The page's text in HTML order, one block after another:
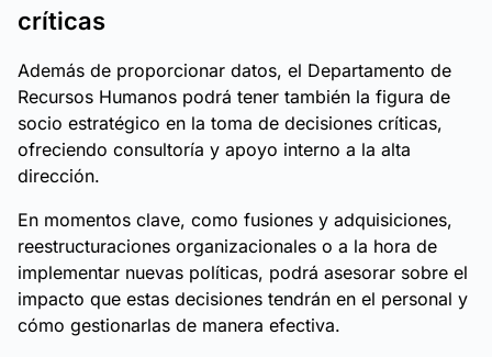
críticas
Además de proporcionar datos, el Departamento de
Recursos Humanos podrá tener también la figura de
socio estratégico en la toma de decisiones críticas,
ofreciendo consultoría y apoyo interno a la alta
dirección.
En momentos clave, como fusiones y adquisiciones,
reestructuraciones organizacionales o a la hora de
implementar nuevas políticas, podrá asesorar sobre el
impacto que estas decisiones tendrán en el personal y
cómo gestionarlas de manera efectiva.